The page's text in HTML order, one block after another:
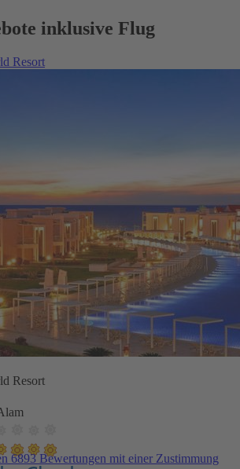
inklusive Flug
Resort
Resort
6893 Bewertungen mit einer Zustimmung